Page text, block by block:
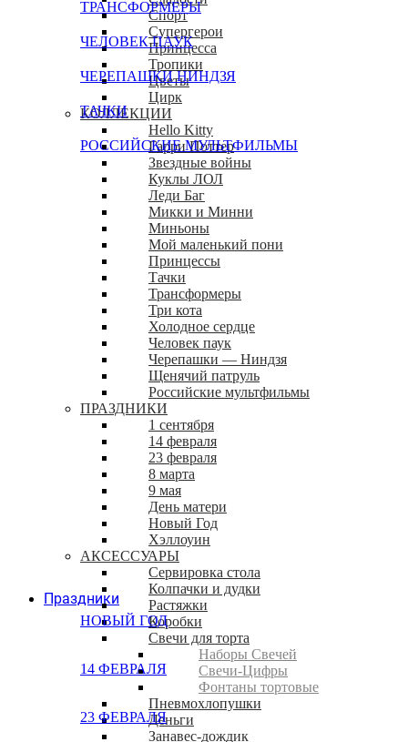
ТРАНСФОРМЕРЫ
ЧЕЛОВЕК ПАУК
ЧЕРЕПАШКИ НИНДЗЯ
ТАЧКИ
РОССИЙСКИЕ МУЛЬТФИЛЬМЫ
Праздники
НОВЫЙ ГОД
14 ФЕВРАЛЯ
23 ФЕВРАЛЯ
Спорт
Супергерои
Принцесса
Тропики
Цветы
Цирк
КОЛЛЕКЦИИ
Hello Kitty
Гарри Поттер
Звездные войны
Куклы ЛОЛ
Леди Баг
Микки и Минни
Миньоны
Мой маленький пони
Принцессы
Тачки
Трансформеры
Три кота
Холодное сердце
Человек паук
Черепашки — Ниндзя
Щенячий патруль
Российские мультфильмы
ПРАЗДНИКИ
1 сентября
14 февраля
23 февраля
8 марта
9 мая
День матери
Новый Год
Хэллоуин
АКСЕССУАРЫ
Сервировка стола
Колпачки и дудки
Растяжки
Коробки
Свечи для торта
Наборы Свечей
Свечи-Цифры
Фонтаны тортовые
Пневмохлопушки
Деньги
Занавес-дождик